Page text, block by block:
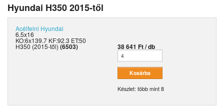
Hyundai H350 2015-től
Acélfelni Hyundai
6.5x16
KO:6x139.7 KF:92.3 ET:50
H350 (2015-től) (6503) 38 641 Ft / db
Készlet: több mint 8